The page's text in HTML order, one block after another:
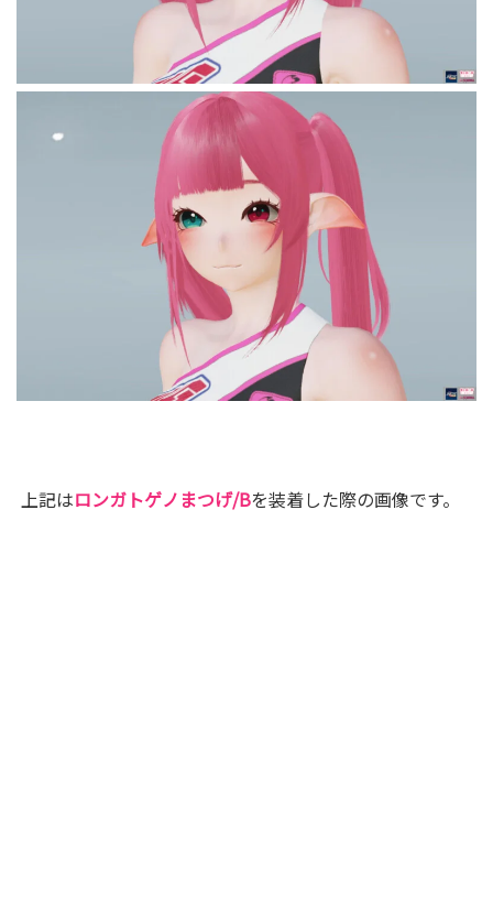
上記はロンガトゲノまつげ/Bを装着した際の画像です。